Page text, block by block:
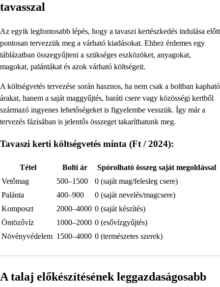
tavasszal
Az egyik legfontosabb lépés, hogy a tavaszi kertészkedés indulása előtt
pontosan tervezzük meg a várható kiadásokat. Ehhez érdemes egy
táblázatban összegyűjteni a szükséges eszközöket, anyagokat,
magokat, palántákat és azok várható költségeit.
A költségvetés tervezése során hasznos, ha nem csak a boltban kapható
árakat, hanem a saját maggyűjtés, baráti csere vagy közösségi kertből
származó ingyenes lehetőségeket is figyelembe vesszük. Így már a
tervezés fázisában is jelentős összeget takaríthatunk meg.
Tavaszi kerti költségvetés minta (Ft / 2024):
Tétel Bolti ár
Spórolható összeg saját megoldással
Vetőmag
500–1500
0 (saját mag/felesleg csere)
Palánta
400–900
0 (saját nevelés/magcsere)
Komposzt
2000–4000 0 (saját készítés)
Öntözővíz
1000–2000 0 (esővízgyűjtés)
Növényvédelem 1500–4000 0 (természetes szerek)
A talaj előkészítésének leggazdaságosabb